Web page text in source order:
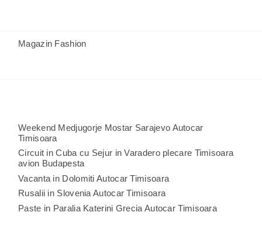
Magazin Fashion
Weekend Medjugorje Mostar Sarajevo Autocar
Timisoara
Circuit in Cuba cu Sejur in Varadero plecare Timisoara
avion Budapesta
Vacanta in Dolomiti Autocar Timisoara
Rusalii in Slovenia Autocar Timisoara
Paste in Paralia Katerini Grecia Autocar Timisoara